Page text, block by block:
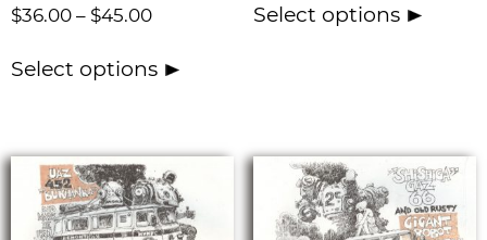
$36.00 – $45.00
Select options
Select options